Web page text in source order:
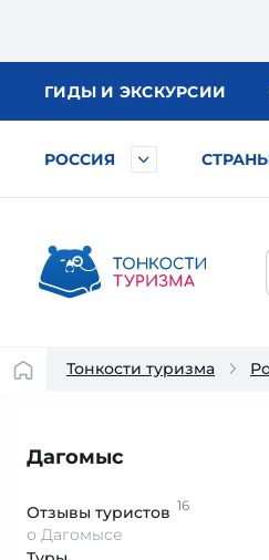
ГИДЫ И ЭКСКУРСИИ
РОССИЯ
Тонкости туризма
Дагомыс
Отзывы туристов 16
о Дагомысе